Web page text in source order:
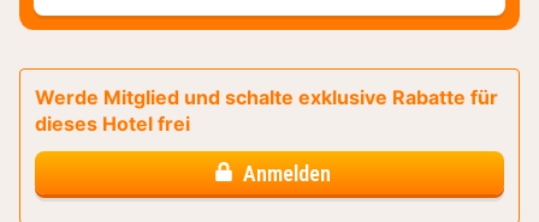
Werde Mitglied und schalte exklusive Rabatte für
dieses Hotel frei
Anmelden